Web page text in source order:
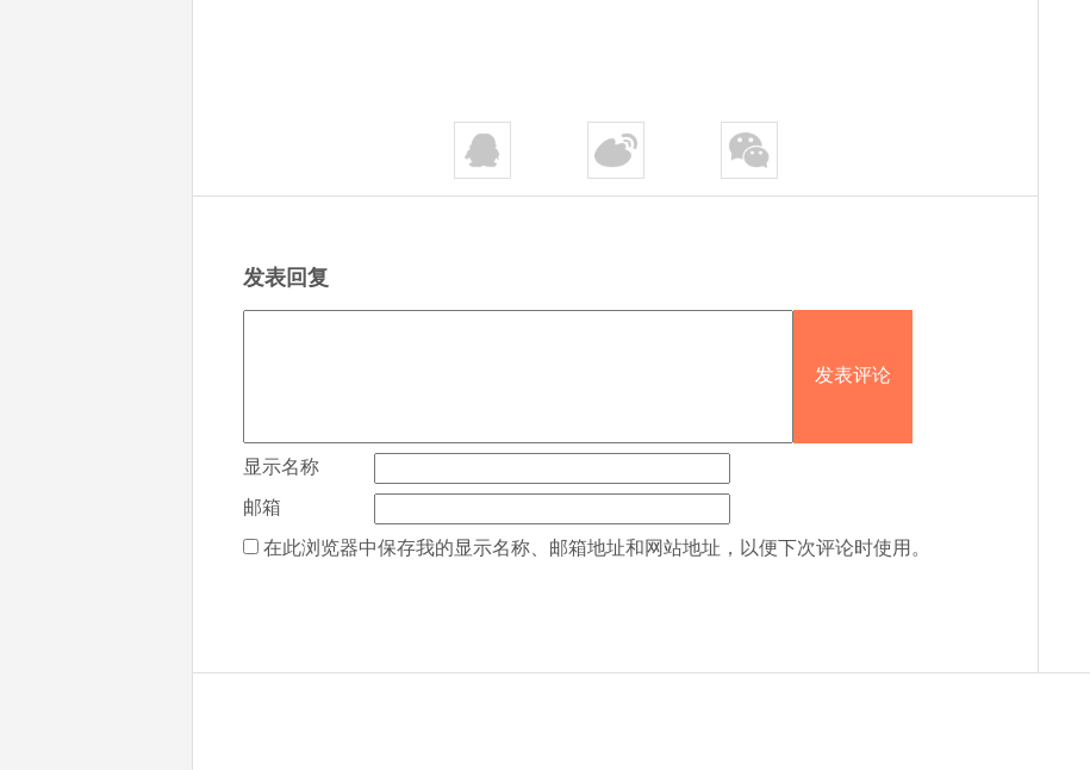
发表回复
显示名称
邮箱
在此浏览器中保存我的显示名称、邮箱地址和网站地址，以便下次评论时使用。